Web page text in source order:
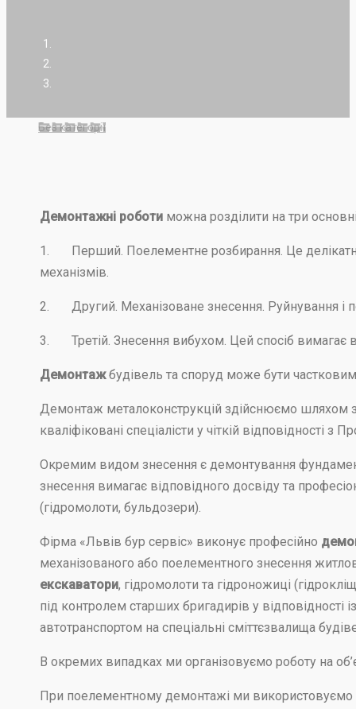
Без категорії
Демонтажні роботи можна розділити на три
1.
Перший. Поелементне розбирання. Це
механізмів.
2. Другий. Механізоване знесення. Руйнування і
3. Третій. Знесення вибухом. Цей спосіб вимагає
Демонтажбудівель та споруд може бути
Демонтаж металоконструкцій здійснюємо шляхом
кваліфіковані спеціалісти у чіткій відповідності з
Окремим видом знесення є демонтування
знесення вимагає відповідного досвіду та
(гідромолоти, бульдозери).
Фірма «Львів бур сервіс» виконує професійно
механізованого або поелементного знесення
екскаватори, гідромолоти та гідроножиці
під контролем старших бригадирів у
автотранспортом на спеціальні сміттєзвалища
В окремих випадках ми організовуємо роботу на
При поелементному демонтажі ми використовуємо